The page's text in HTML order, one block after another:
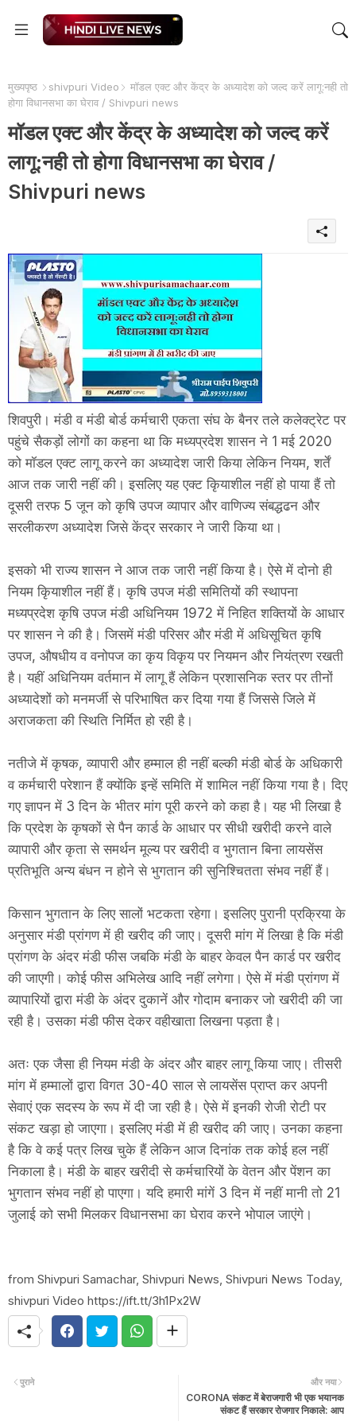
मुख्यपृष्ठ shivpuri Video
मॉडल एक्ट और केंद्र के अध्यादेश को जल्द करें लागू:नही तो
होगा विधानसभा का घेराव / Shivpuri news
मॉडल एक्ट और केंद्र के अध्यादेश को जल्द करें
लागू:नही तो होगा विधानसभा का घेराव /
Shivpuri news
शिवपुरी। मंडी व मंडी बोर्ड कर्मचारी एकता संघ के बैनर तले कलेक्ट्रेट पर
पहुंचे सैकड़ों लोगों का कहना था कि मध्यप्रदेश शासन ने 1 मई 2020
को मॉडल एक्ट लागू करने का अध्यादेश जारी किया लेकिन नियम, शर्तें
आज तक जारी नहीं की। इसलिए यह एक्ट किृयाशील नहीं हो पाया हैं तो
दूसरी तरफ 5 जून को कृषि उपज व्यापार और वाणिज्य संबद्धढन और
सरलीकरण अध्यादेश जिसे केंद्र सरकार ने जारी किया था।
इसको भी राज्य शासन ने आज तक जारी नहीं किया है। ऐसे में दोनो ही
नियम किृयाशील नहीं हैं। कृषि उपज मंडी समितियों की स्थापना
मध्यप्रदेश कृषि उपज मंडी अधिनियम 1972 में निहित शक्तियों के आधार
पर शासन ने की है। जिसमें मंडी परिसर और मंडी में अधिसूचित कृषि
उपज, औषधीय व वनोपज का कृय विकृय पर नियमन और नियंत्रण रखती
है। यहीं अधिनियम वर्तमान में लागू हैं लेकिन प्रशासनिक स्तर पर तीनों
अध्यादेशों को मनमर्जी से परिभाषित कर दिया गया हैं जिससे जिले में
अराजकता की स्थिति निर्मित हो रही है।
नतीजे में कृषक, व्यापारी और हम्माल ही नहीं बल्की मंडी बोर्ड के अधिकारी
व कर्मचारी परेशान हैं क्योंकि इन्हें समिति में शामिल नहीं किया गया है। दिए
गए ज्ञापन में 3 दिन के भीतर मांग पूरी करने को कहा है। यह भी लिखा है
कि प्रदेश के कृषकों से पैन कार्ड के आधार पर सीधी खरीदी करने वाले
व्यापारी और कृता से समर्थन मूल्य पर खरीदी व भुगतान बिना लायसेंस
प्रतिभूति अन्य बंधन न होने से भुगतान की सुनिश्चितता संभव नहीं हैं।
किसान भुगतान के लिए सालों भटकता रहेगा। इसलिए पुरानी प्रक्रिया के
अनुसार मंडी प्रांगण में ही खरीद की जाए। दूसरी मांग में लिखा है कि मंडी
प्रांगण के अंदर मंडी फीस जबकि मंडी के बाहर केवल पैन कार्ड पर खरीद
की जाएगी। कोई फीस अभिलेख आदि नहीं लगेगा। ऐसे में मंडी प्रांगण में
व्यापारियों द्वारा मंडी के अंदर दुकानें और गोदाम बनाकर जो खरीदी की जा
रही है। उसका मंडी फीस देकर वहीखाता लिखना पड़ता है।
अतः एक जैसा ही नियम मंडी के अंदर और बाहर लागू किया जाए। तीसरी
मांग में हम्मालों द्वारा विगत 30-40 साल से लायसेंस प्राप्त कर अपनी
सेवाएं एक सदस्य के रूप में दी जा रही है। ऐसे में इनकी रोजी रोटी पर
संकट खड़ा हो जाएगा। इसलिए मंडी में ही खरीद की जाए। उनका कहना
है कि वे कई पत्र लिख चुके हैं लेकिन आज दिनांक तक कोई हल नहीं
निकाला है। मंडी के बाहर खरीदी से कर्मचारियों के वेतन और पेंशन का
भुगतान संभव नहीं हो पाएगा। यदि हमारी मांगें 3 दिन में नहीं मानी तो 21
जुलाई को सभी मिलकर विधानसभा का घेराव करने भोपाल जाएंगे।
from Shivpuri Samachar, Shivpuri News, Shivpuri News Today,
shivpuri Video https://ift.tt/3h1Px2W
और नया
CORONA संकट में बेराजगारी भी एक भयानक
संकट हैं सरकार रोजगार निकाले: आप
पुराने